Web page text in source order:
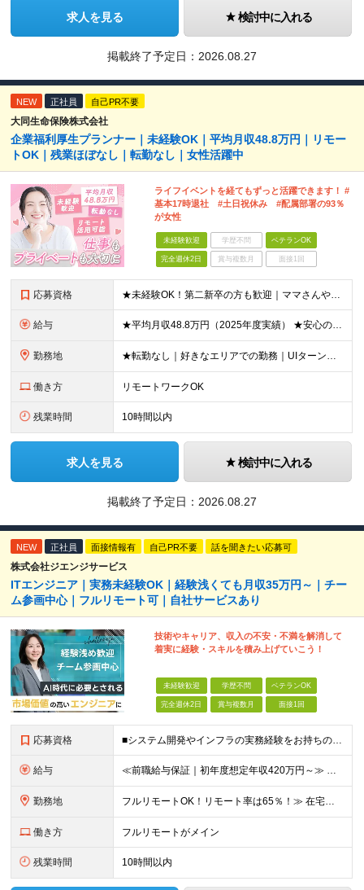
求人を見る 検討中に入れる
掲載終了予定日： 2026.08.27
NEW 正社員 自己PR不要
大同生命保険株式会社
企業福利厚生プランナー｜未経験OK｜平均月収48.8万円｜リモー
トOK｜残業ほぼなし｜転勤なし｜女性活躍中
ライフイベントを経てもずっと活躍できます！ #
基本17時退社 #土日祝休み #配属部署の93％
が女性
未経験歓迎 学歴不問 ベテランOK
完全週休2日 賞与複数月 面接1回
応募資格 ★未経験OK！第二新卒の方も歓迎｜ママさんやブランクありの方など、20～50代女性が多数活躍中♪ ◆高卒以上 ◆社会人経験をお持ちの方 - 業界・業種・職種・経験年数は問いません。 «こんな方が
給与 ★平均月収48.8万円（2025年度実績） ★安心の固定給＋賞与年2回＋インセンティブ！手当も充実 月給21万円～23万円＋諸手当＋インセンティブ＋賞与年2回 ※給与は年間平均の税込定例給与です。賞
勤務地 ★転勤なし｜好きなエリアでの勤務｜UIターン歓迎 全国47都道府県にある支社のいずれかにて勤務していただきます。 ＜募集エリア＞ ◆北海道・東北：北海道/青森/宮城/岩手/秋田/山形/福島
働き方 リモートワークOK
残業時間 10時間以内
求人を見る 検討中に入れる
掲載終了予定日： 2026.08.27
NEW 正社員 面接情報有 自己PR不要 話を聞きたい応募可
株式会社ジエンジサービス
ITエンジニア｜実務未経験OK｜経験浅くても月収35万円～｜チー
ム参画中心｜フルリモート可｜自社サービスあり
技術やキャリア、収入の不安・不満を解消して
着実に経験・スキルを積み上げていこう！
未経験歓迎 学歴不問 ベテランOK
完全週休2日 賞与複数月 面接1回
応募資格 ■システム開発やインフラの実務経験をお持ちの方（言語・工程・年数不問） ■学歴不問 ┗システムサポートや運用保守・テスターなど幅広い経験の方も歓迎します！ ┗独学や実務未経験者といった方からの応募も歓
給与 ≪前職給与保証｜初年度想定年収420万円～≫ 月給35万円以上＋決算賞与＋交通費 ※スキル・経験を考慮の上、優遇します ※上記月給には固定残業代月20時間分(4万5000円以上)を含みます。超過し
勤務地 フルリモートOK！リモート率は65％！≫ 在宅勤務または東京・神奈川・埼玉・千葉のお客様先での勤務 ■本社 東京都港区芝2-22-15 STKビル 1F (変更の範囲)上記を除く当社関連勤務地
働き方 フルリモートがメイン
残業時間 10時間以内